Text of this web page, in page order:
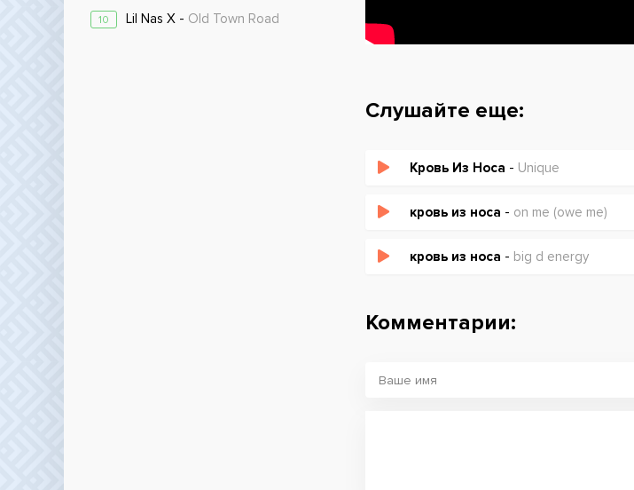
10 Lil Nas X - Old Town Road
Слушайте еще:
Кровь Из Носа - Unique
кровь из носа - on me (owe me)
кровь из носа - big d energy
Комментарии: